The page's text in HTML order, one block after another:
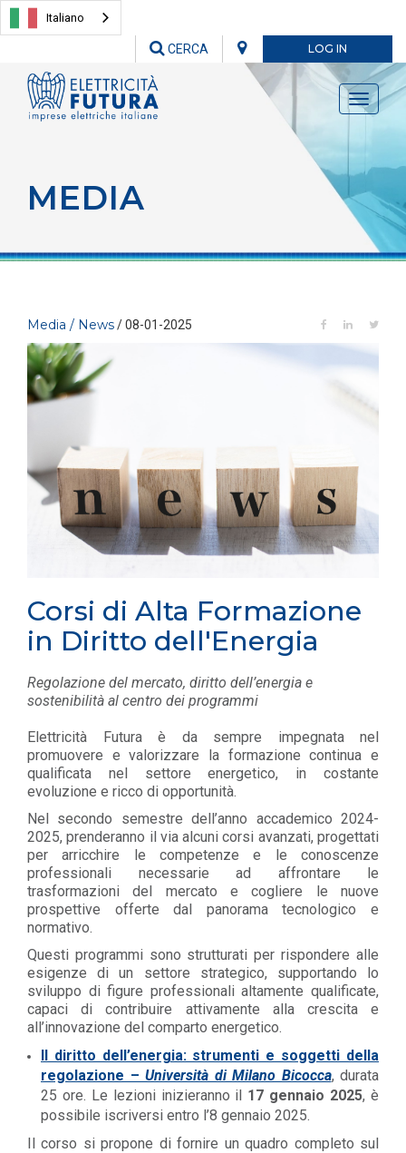
Italiano
LOG IN
CERCA
Toggle
MEDIA
Media / News/ 08-01-2025
Corsi di Alta Formazione
in Diritto dell'Energia
Regolazione del mercato, diritto dell’energia e
sostenibilità al centro dei programmi
Elettricità Futura è da sempre impegnata nel
promuovere e valorizzare la formazione continua e
qualificata nel settore energetico, in costante
evoluzione e ricco di opportunità.
Nel secondo semestre dell’anno accademico 2024-
2025, prenderanno il via alcuni corsi avanzati, progettati
per arricchire le competenze e le conoscenze
professionali necessarie ad affrontare le
trasformazioni del mercato e cogliere le nuove
prospettive offerte dal panorama tecnologico e
normativo.
Questi programmi sono strutturati per rispondere alle
esigenze di un settore strategico, supportando lo
sviluppo di figure professionali altamente qualificate,
capaci di contribuire attivamente alla crescita e
all’innovazione del comparto energetico.
Il diritto dell’energia: strumenti e soggetti della
regolazione – Università di Milano Bicocca, durata
25 ore. Le lezioni inizieranno il 17 gennaio 2025, è
possibile iscriversi entro l’8 gennaio 2025.
Il corso si propone di fornire un quadro completo sul